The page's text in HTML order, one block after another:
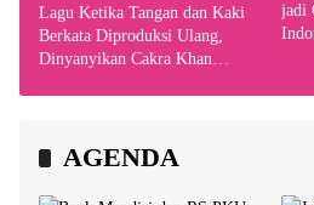
Lagu Ketika Tangan dan Kaki
Berkata Diproduksi Ulang,
Dinyanyikan Cakra Khan
jadi
AGENDA